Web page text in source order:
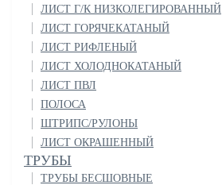
ЛИСТ Г/К НИЗКОЛЕГИРОВАННЫЙ
ЛИСТ ГОРЯЧЕКАТАНЫЙ
ЛИСТ РИФЛЕНЫЙ
ЛИСТ ХОЛОДНОКАТАНЫЙ
ЛИСТ ПВЛ
ПОЛОСА
ШТРИПС/РУЛОНЫ
ЛИСТ ОКРАШЕННЫЙ
ТРУБЫ
ТРУБЫ БЕСШОВНЫЕ